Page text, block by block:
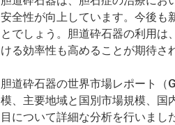
安全性が向上しています。今後も
とでしょう。胆道砕石器の利用は
ける効率性も高めることが期待さ
胆道砕石器の世界市場レポート
模、主要地域と国別市場規模、国
目について詳細な分析を行いまし